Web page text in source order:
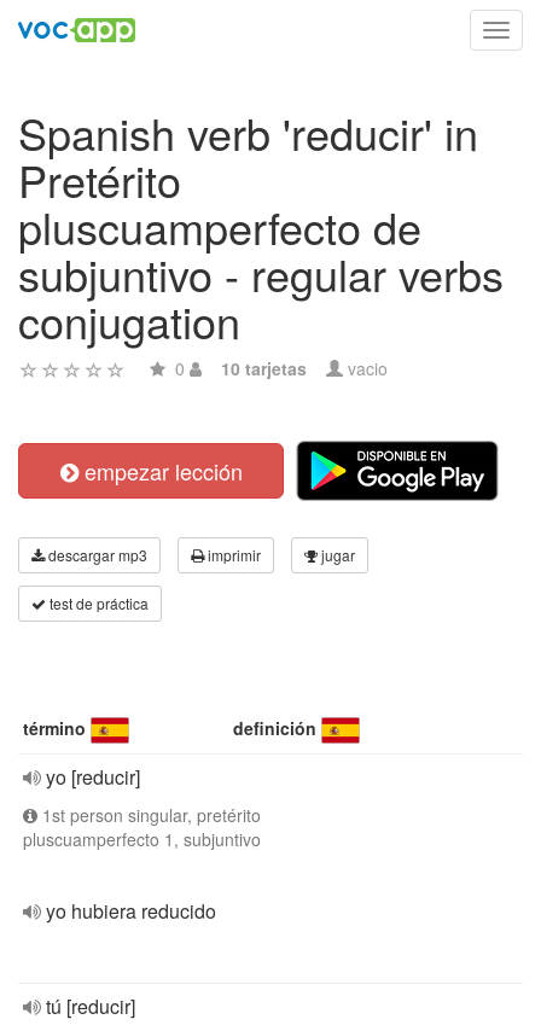
Spanish verb 'reducir' in
Pretérito
pluscuamperfecto de
subjuntivo - regular verbs
conjugation
0 10 tarjetas vacio
empezar lección
descargar mp3 imprimir jugar
test de práctica
término definición
yo [reducir]
1st person singular, pretérito
pluscuamperfecto 1, subjuntivo
yo hubiera reducido
tú [reducir]